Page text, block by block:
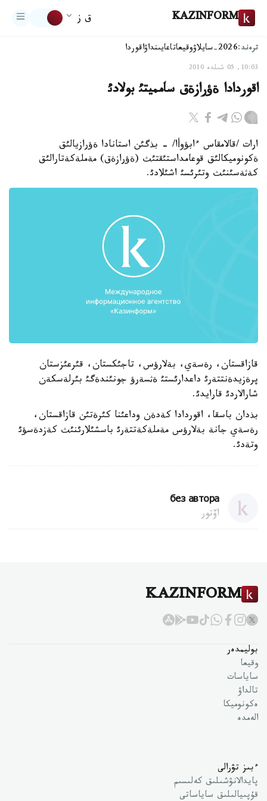
KAZINFORM ق ز
ترەند:2026-سايلاۋ وقيعاتاعايىنداۋاقوردا
10:03, 05 شىلدە 2010
اقوردادا ةؤرازةق سامميتئ بولادئ
ارات /قالامقاس ءابؤوأا/ - بذگئن استانادا ةؤرازيالئق
ةكونوميكالئق قوعامداستئقتئث (ةؤرازةق) مةملةكةتارالئق
كةثةسئنئث وتئرئسئ اشئلادئ.
قازاقستان، رةسةي، بةلارؤس، تاجئكستان، قئرعئزستان
پرةزيدةنتتةرئ داعدارئستئ ةثسةرؤ جونئندةگئ بئرلةسكةن
شارالاردئ قارايدئ.
بذدان باسقا، اقوردادا كةدةن وداعئنا كئرةتئن قازاقستان،
رةسةي جانة بةلارؤس مةملةكةتتةرئ باسشئلارئنئث كةزدةسؤئ
وتةدئ.
без автора
اۆتور
KAZINFORM
بوليمدەر
وقيعا
ساياسات
تالداۋ
ەكونوميكا
الەمدە
ءبىز تۋرالى
پايدالانۋشىلىق كەلىسىم
قۇپىيالىلىق ساياساتى